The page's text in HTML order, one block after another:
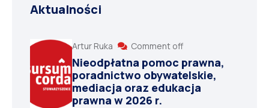
Aktualności
Artur Ruka Comment off
Nieodpłatna pomoc prawna,
poradnictwo obywatelskie,
mediacja oraz edukacja
prawna w 2026 r.